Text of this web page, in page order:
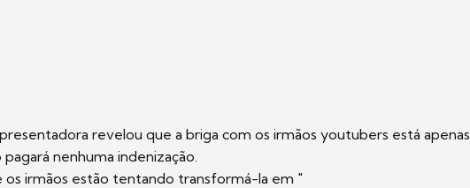
revelou que a briga com os irmãos youtubers está apenas
nenhuma indenização.
os irmãos estão tentando transformá-la em "